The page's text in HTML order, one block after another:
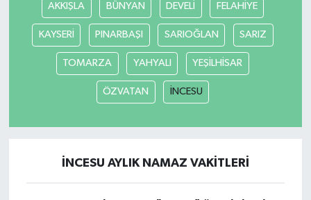
AKKIŞLA BÜNYAN DEVELİ FELAHİYE
KAYSERİ PINARBAŞI SARIOĞLAN SARIZ
TOMARZA YAHYALI YEŞİLHİSAR
ÖZVATAN İNCESU
İNCESU AYLIK NAMAZ VAKITLERI